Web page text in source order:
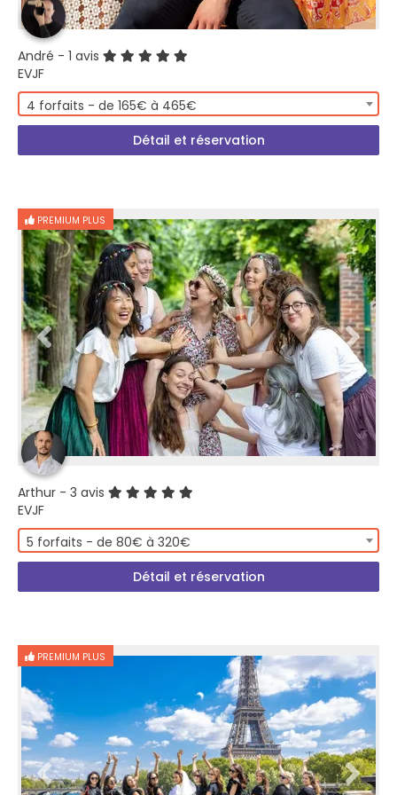
André - 1 avis
EVJF
4 forfaits - de 165€ à 465€
Détail et réservation
PREMIUM PLUS
Arthur - 3 avis
EVJF
5 forfaits - de 80€ à 320€
Détail et réservation
PREMIUM PLUS